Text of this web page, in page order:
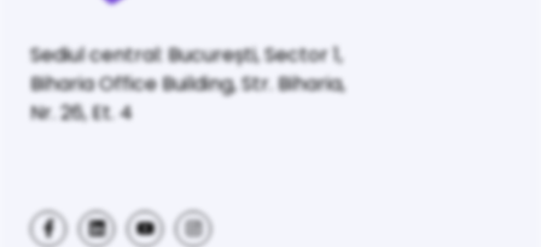
Sediul central: București, Sector 1,
Biharia Office Building, Str. Biharia,
Nr. 26, Et. 4